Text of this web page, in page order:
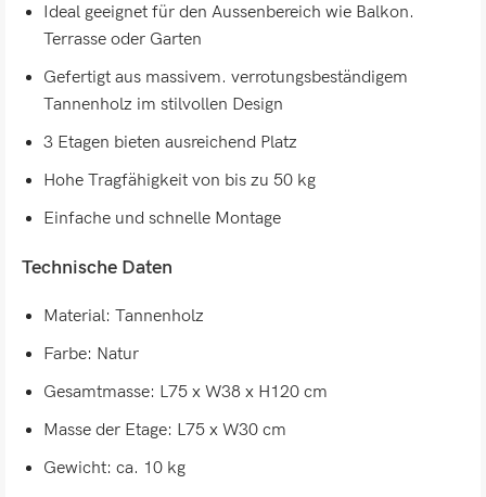
Ideal geeignet für den Aussenbereich wie Balkon.
Terrasse oder Garten
Gefertigt aus massivem. verrotungsbeständigem
Tannenholz im stilvollen Design
3 Etagen bieten ausreichend Platz
Hohe Tragfähigkeit von bis zu 50 kg
Einfache und schnelle Montage
Technische Daten
Material: Tannenholz
Farbe: Natur
Gesamtmasse: L75 x W38 x H120 cm
Masse der Etage: L75 x W30 cm
Gewicht: ca. 10 kg